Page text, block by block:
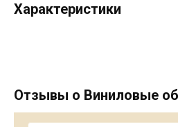
Характеристики
Отзывы о Виниловые